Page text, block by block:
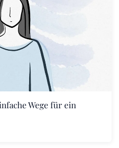
Wege für ein